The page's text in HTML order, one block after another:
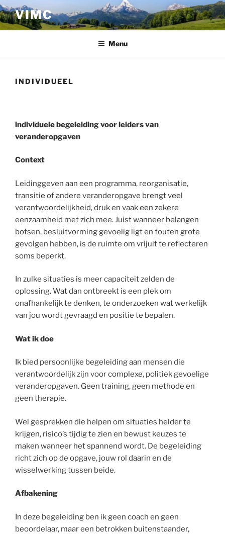
Ga
naar
de
VIMC
Menu
INDIVIDUEEL
individuele begeleiding voorleiders van
veranderopgaven
Context
Leidinggeven aan een programma, reorganisatie,
transitie of andere veranderopgave brengt veel
verantwoordelijkheid, druk en vaak een zekere
eenzaamheid met zich mee. Juist wanneer belangen
botsen, besluitvorming gevoelig ligt en fouten grote
gevolgen hebben, is de ruimte om vrijuit te reflecteren
soms beperkt.
In zulke situaties is meer capaciteit zelden de
oplossing. Wat dan ontbreekt is een plek om
onafhankelijk te denken, te onderzoeken wat werkelijk
van jou wordt gevraagd en positie te bepalen.
Wat ikdoe
Ik bied persoonlijke begeleiding aan mensen die
verantwoordelijk zijn voor complexe, politiek gevoelige
veranderopgaven. Geen training, geen methode en
geen therapie.
Wel gesprekken die helpen om situaties helder te
krijgen, risico’s tijdig te zien en bewust keuzes te
maken wanneer het spannend wordt. De begeleiding
richt zich op de opgave, jouw rol daarin en de
wisselwerking tussen beide.
Afbakening
In deze begeleiding ben ik geen coach en geen
beoordelaar, maar een betrokken buitenstaander,